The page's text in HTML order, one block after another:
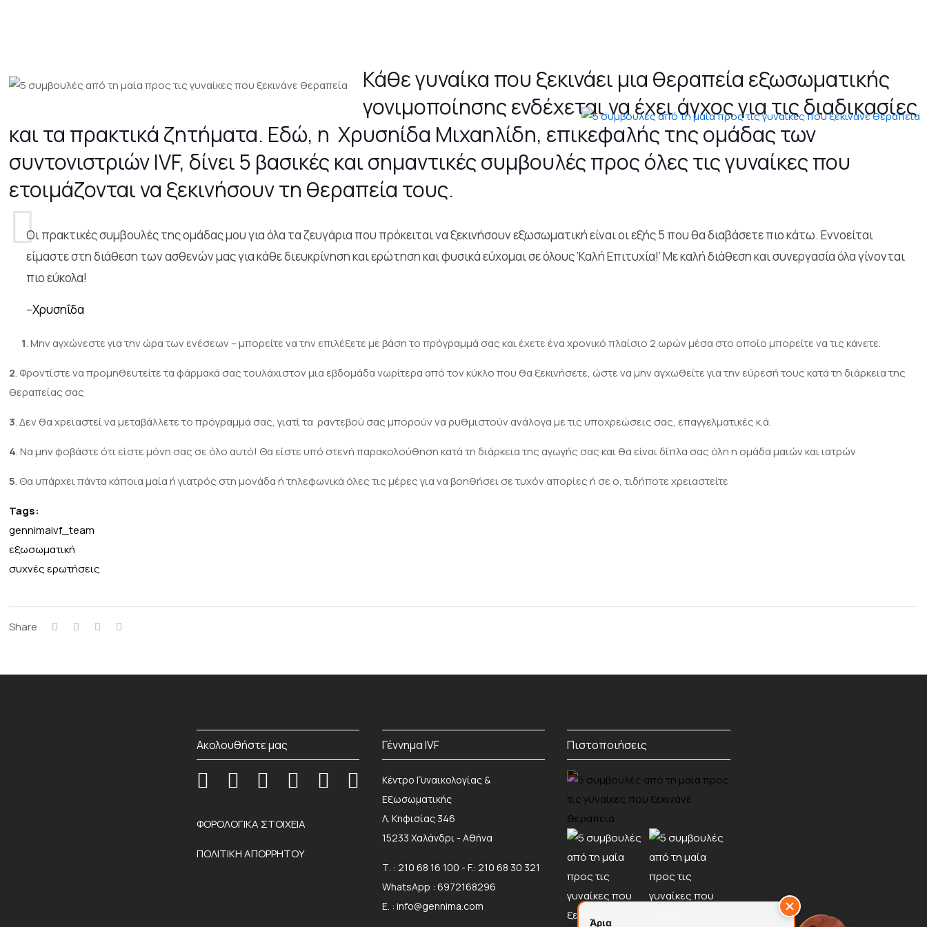
Κάθε γυναίκα που ξεκινάει μια θεραπεία εξωσωματικής
γονιμοποίησης ενδέχεται να έχει άγχος για τις διαδικασίες
και τα πρακτικά ζητήματα. Εδώ, η Χρυσηίδα Μιχαηλίδη, επικεφαλής της ομάδας των
συντονιστριών IVF, δίνει 5 βασικές και σημαντικές συμβουλές προς όλες τις γυναίκες που
ετοιμάζονται να ξεκινήσουν τη θεραπεία τους.
Οι πρακτικές συμβουλές της ομάδας μου για όλα τα ζευγάρια που πρόκειται να ξεκινήσουν εξωσωματική είναι οι εξής 5 που θα διαβάσετε πιο κάτω. Εννοείται
είμαστε στη διάθεση των ασθενών μας για κάθε διευκρίνηση και ερώτηση και φυσικά εύχομαι σε όλους ‘Καλή Επιτυχία!’ Με καλή διάθεση και συνεργασία όλα γίνονται
πιο εύκολα!
–Χρυσηΐδα
1. Μην αγχώνεστε για την ώρα των ενέσεων – μπορείτε να την επιλέξετε με βάση το πρόγραμμά σας και έχετε ένα χρονικό πλαίσιο 2 ωρών μέσα στο οποίο μπορείτε να τις κάνετε.
2. Φροντίστε να προμηθευτείτε τα φάρμακά σας τουλάχιστον μια εβδομάδα νωρίτερα από τον κύκλο που θα ξεκινήσετε, ώστε να μην αγχωθείτε για την εύρεσή τους κατά τη διάρκεια της
θεραπείας σας
3. Δεν θα χρειαστεί να μεταβάλλετε το πρόγραμμά σας, γιατί τα ραντεβού σας μπορούν να ρυθμιστούν ανάλογα με τις υποχρεώσεις σας, επαγγελματικές κ.ά.
4. Να μην φοβάστε ότι είστε μόνη σας σε όλο αυτό! Θα είστε υπό στενή παρακολούθηση κατά τη διάρκεια της αγωγής σας και θα είναι δίπλα σας όλη η ομάδα μαιών και ιατρών
5. Θα υπάρχει πάντα κάποια μαία ή γιατρός στη μονάδα ή τηλεφωνικά όλες τις μέρες για να βοηθήσει σε τυχόν απορίες ή σε ο, τιδήποτε χρειαστείτε
Tags:
gennimaivf_team
εξωσωματική
συχνές ερωτήσεις
Share
Ακολουθήστε μας
ΦΟΡΟΛΟΓΙΚΑ ΣΤΟΙΧΕΙΑ
ΠΟΛΙΤΙΚΗ ΑΠΟΡΡΗΤΟΥ
Γέννημα IVF
Κέντρο Γυναικολογίας &
Εξωσωματικής
Λ. Κηφισίας 346
15233 Χαλάνδρι - Αθήνα
Τ. : 210 68 16 100 - F.: 210 68 30 321
WhatsApp : 6972168296
Ε. : info@gennima.com
Πιστοποιήσεις
Άρια